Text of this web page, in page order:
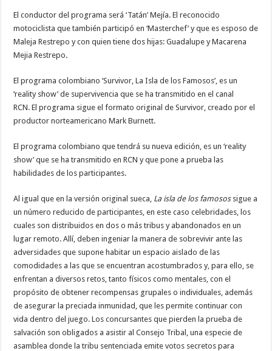
El conductor del programa será ‘Tatán’ Mejía. El reconocido
motociclista que también participó en ‘Masterchef’ y que es esposo de
Maleja Restrepo y con quien tiene dos hijas: Guadalupe y Macarena
Mejia Restrepo.
El programa colombiano ‘Survivor, La Isla de los Famosos’, es un
‘reality show’ de supervivencia que se ha transmitido en el canal
RCN. El programa sigue el formato original de Survivor, creado por el
productor norteamericano Mark Burnett.
El programa colombiano que tendrá su nueva edición, es un ‘reality
show’ que se ha transmitido en RCN y que pone a prueba las
habilidades de los participantes.
Al igual que en la versión original sueca, La isla de los famosossigue a
un número reducido de participantes, en este caso celebridades, los
cuales son distribuidos en dos o más tribus y abandonados en un
lugar remoto. Allí, deben ingeniar la manera de sobrevivir ante las
adversidades que supone habitar un espacio aislado de las
comodidades a las que se encuentran acostumbrados y, para ello, se
enfrentan a diversos retos, tanto físicos como mentales, con el
propósito de obtener recompensas grupales o individuales, además
de asegurar la preciada inmunidad, que les permite continuar con
vida dentro del juego. Los concursantes que pierden la prueba de
salvación son obligados a asistir al Consejo Tribal, una especie de
asamblea donde la tribu sentenciada emite votos secretos para